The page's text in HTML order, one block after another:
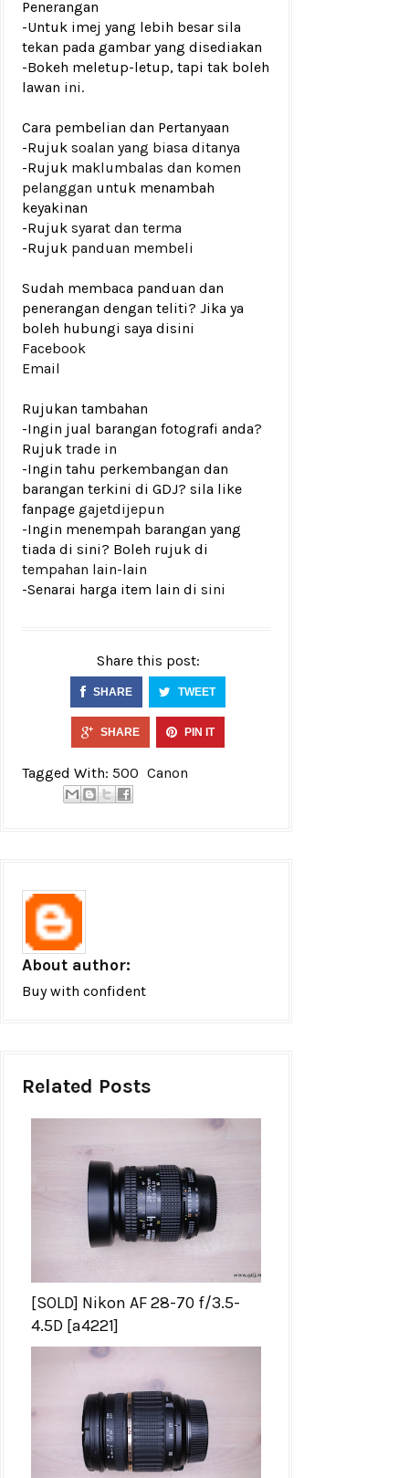
Penerangan
-Untuk imej yang lebih besar sila
tekan pada gambar yang disediakan
-Bokeh meletup-letup, tapi tak boleh
lawan ini.
Cara pembelian dan Pertanyaan
-Rujuk soalan yang biasa ditanya
-Rujuk maklumbalas dan komen
pelanggan untuk menambah
keyakinan
-Rujuk syarat dan terma
-Rujuk panduan membeli
Sudah membaca panduan dan
penerangan dengan teliti? Jika ya
boleh hubungi saya disini
Facebook
Email
Rujukan tambahan
-Ingin jual barangan fotografi anda?
Rujuk trade in
-Ingin tahu perkembangan dan
barangan terkini di GDJ? sila like
fanpage gajetdijepun
-Ingin menempah barangan yang
tiada di sini? Boleh rujuk di
tempahan lain-lain
-Senarai harga item lain di sini
Share this post:
SHARE TWEET
SHARE PIN IT
Tagged With: 500 Canon
About author:
Buy with confident
Related Posts
[SOLD] Nikon AF 28-70 f/3.5-
4.5D [a4221]